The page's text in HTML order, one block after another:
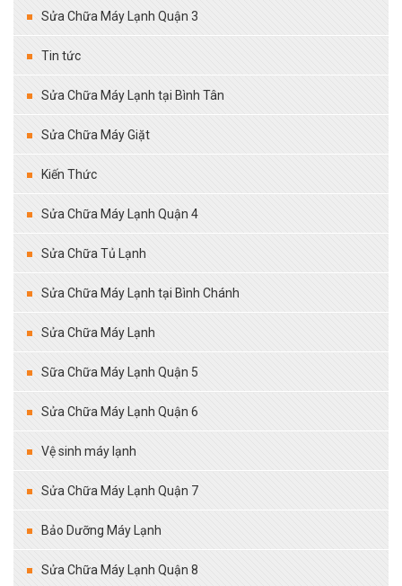
Sửa Chữa Máy Lạnh Quận 3
Tin tức
Sửa Chữa Máy Lạnh tại Bình Tân
Sửa Chữa Máy Giặt
Kiến Thức
Sửa Chữa Máy Lạnh Quận 4
Sửa Chữa Tủ Lạnh
Sửa Chữa Máy Lạnh tại Bình Chánh
Sửa Chữa Máy Lạnh
Sữa Chữa Máy Lạnh Quận 5
Sửa Chữa Máy Lạnh Quận 6
Vệ sinh máy lạnh
Sửa Chữa Máy Lạnh Quận 7
Bảo Dưỡng Máy Lạnh
Sửa Chữa Máy Lạnh Quận 8